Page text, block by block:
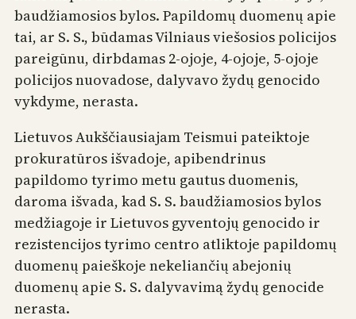
baudžiamosios bylos. Papildomų duomenų apie
tai, ar S. S., būdamas Vilniaus viešosios policijos
pareigūnu, dirbdamas 2-ojoje, 4-ojoje, 5-ojoje
policijos nuovadose, dalyvavo žydų genocido
vykdyme, nerasta.
Lietuvos Aukščiausiajam Teismui pateiktoje
prokuratūros išvadoje, apibendrinus
papildomo tyrimo metu gautus duomenis,
daroma išvada, kad S. S. baudžiamosios bylos
medžiagoje ir Lietuvos gyventojų genocido ir
rezistencijos tyrimo centro atliktoje papildomų
duomenų paieškoje nekeliančių abejonių
duomenų apie S. S. dalyvavimą žydų genocide
nerasta.